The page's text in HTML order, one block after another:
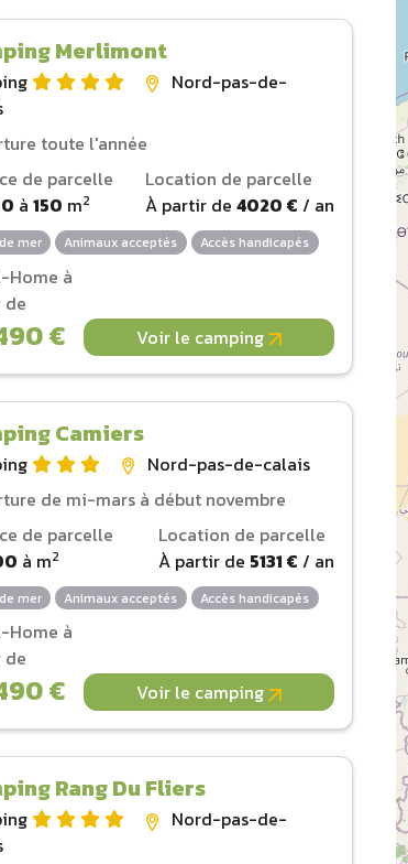
Merlimont
Nord-pas-de-
toute l'année
de parcelle
à150 m2
Location de parcelle
À partir de 4020 € / an
mer Animaux acceptés Accès handicapés
Home à
€ Voir le camping
Camiers
Nord-pas-de-calais
de mi-mars à début novembre
de parcelle
à m2
Location de parcelle
À partir de 5131 € / an
mer Animaux acceptés Accès handicapés
Home à
€ Voir le camping
Rang Du Fliers
Nord-pas-de-